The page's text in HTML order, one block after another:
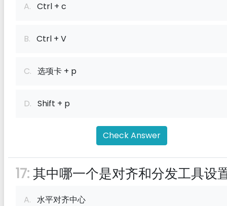
A. Ctrl + c
B. Ctrl + V
C. 选项卡 + p
D. Shift + p
Check Answer
17:其中哪一个是对齐和分发工具设
A. 水平对齐中心